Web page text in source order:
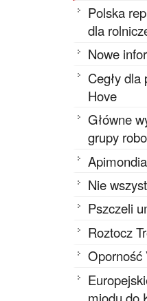
Polska
dla
Nowe
Cegły
Hove
Główne
grupy
Nie
Pszczeli
Roztocz
Oporność
miodu do